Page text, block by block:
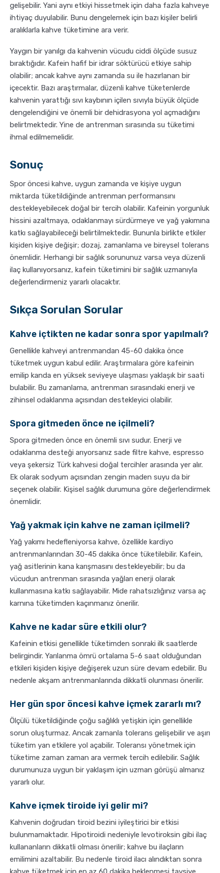
gelişebilir. Yani aynı etkiyi hissetmek için daha fazla kahveye
ihtiyaç duyulabilir. Bunu dengelemek için bazı kişiler belirli
aralıklarla kahve tüketimine ara verir.
Yaygın bir yanılgı da kahvenin vücudu ciddi ölçüde susuz
bıraktığıdır. Kafein hafif bir idrar söktürücü etkiye sahip
olabilir; ancak kahve aynı zamanda su ile hazırlanan bir
içecektir. Bazı araştırmalar, düzenli kahve tüketenlerde
kahvenin yarattığı sıvı kaybının içilen sıvıyla büyük ölçüde
dengelendiğini ve önemli bir dehidrasyona yol açmadığını
belirtmektedir. Yine de antrenman sırasında su tüketimi
ihmal edilmemelidir.
Sonuç
Spor öncesi kahve, uygun zamanda ve kişiye uygun
miktarda tüketildiğinde antrenman performansını
destekleyebilecek doğal bir tercih olabilir. Kafeinin yorgunluk
hissini azaltmaya, odaklanmayı sürdürmeye ve yağ yakımına
katkı sağlayabileceği belirtilmektedir. Bununla birlikte etkiler
kişiden kişiye değişir; dozaj, zamanlama ve bireysel tolerans
önemlidir. Herhangi bir sağlık sorununuz varsa veya düzenli
ilaç kullanıyorsanız, kafein tüketimini bir sağlık uzmanıyla
değerlendirmeniz yararlı olacaktır.
Sıkça Sorulan Sorular
Kahve içtikten ne kadar sonra spor yapılmalı?
Genellikle kahveyi antrenmandan 45-60 dakika önce
tüketmek uygun kabul edilir. Araştırmalara göre kafeinin
emilip kanda en yüksek seviyeye ulaşması yaklaşık bir saati
bulabilir. Bu zamanlama, antrenman sırasındaki enerji ve
zihinsel odaklanma açısından destekleyici olabilir.
Spora gitmeden önce ne içilmeli?
Spora gitmeden önce en önemli sıvı sudur. Enerji ve
odaklanma desteği arıyorsanız sade filtre kahve, espresso
veya şekersiz Türk kahvesi doğal tercihler arasında yer alır.
Ek olarak sodyum açısından zengin maden suyu da bir
seçenek olabilir. Kişisel sağlık durumuna göre değerlendirmek
önemlidir.
Yağ yakmak için kahve ne zaman içilmeli?
Yağ yakımı hedefleniyorsa kahve, özellikle kardiyo
antrenmanlarından 30-45 dakika önce tüketilebilir. Kafein,
yağ asitlerinin kana karışmasını destekleyebilir; bu da
vücudun antrenman sırasında yağları enerji olarak
kullanmasına katkı sağlayabilir. Mide rahatsızlığınız varsa aç
karnına tüketimden kaçınmanız önerilir.
Kahve ne kadar süre etkili olur?
Kafeinin etkisi genellikle tüketimden sonraki ilk saatlerde
belirgindir. Yarılanma ömrü ortalama 5-6 saat olduğundan
etkileri kişiden kişiye değişerek uzun süre devam edebilir. Bu
nedenle akşam antrenmanlarında dikkatli olunması önerilir.
Her gün spor öncesi kahve içmek zararlı mı?
Ölçülü tüketildiğinde çoğu sağlıklı yetişkin için genellikle
sorun oluşturmaz. Ancak zamanla tolerans gelişebilir ve aşırı
tüketim yan etkilere yol açabilir. Toleransı yönetmek için
tüketime zaman zaman ara vermek tercih edilebilir. Sağlık
durumunuza uygun bir yaklaşım için uzman görüşü almanız
yararlı olur.
Kahve içmek tiroide iyi gelir mi?
Kahvenin doğrudan tiroid bezini iyileştirici bir etkisi
bulunmamaktadır. Hipotiroidi nedeniyle levotiroksin gibi ilaç
kullananların dikkatli olması önerilir; kahve bu ilaçların
emilimini azaltabilir. Bu nedenle tiroid ilacı alındıktan sonra